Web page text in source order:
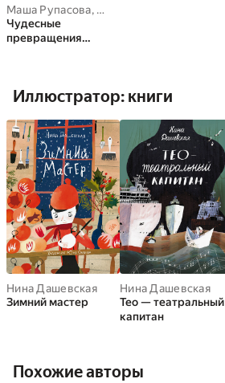
Маша Рупасова, Юлия Сиднева
Чудесные
превращения
Иллюстратор: книги
Нина Дашевская
Зимний мастер
Нина Дашевская
Тео — театральный
капитан
Похожие авторы